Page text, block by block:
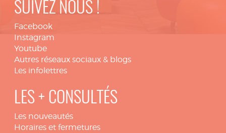
SUIVEZ NOUS !
Facebook
Instagram
Youtube
Autres réseaux sociaux & blogs
Les infolettres
LES + CONSULTÉS
Les nouveautés
Horaires et fermetures